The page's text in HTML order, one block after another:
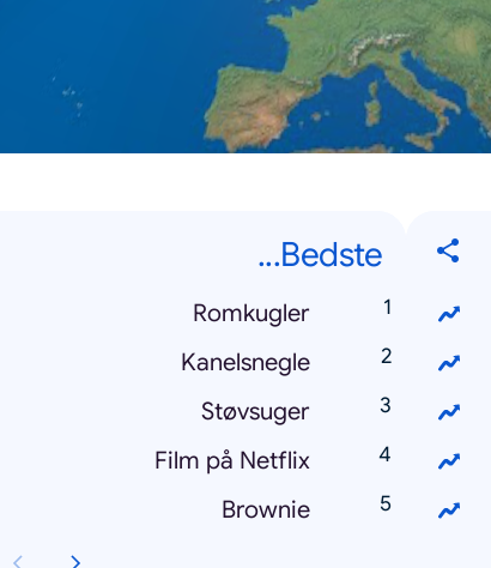
Bedste...
Romkugler
Kanelsnegle
Støvsuger
Film på Netflix
Brownie